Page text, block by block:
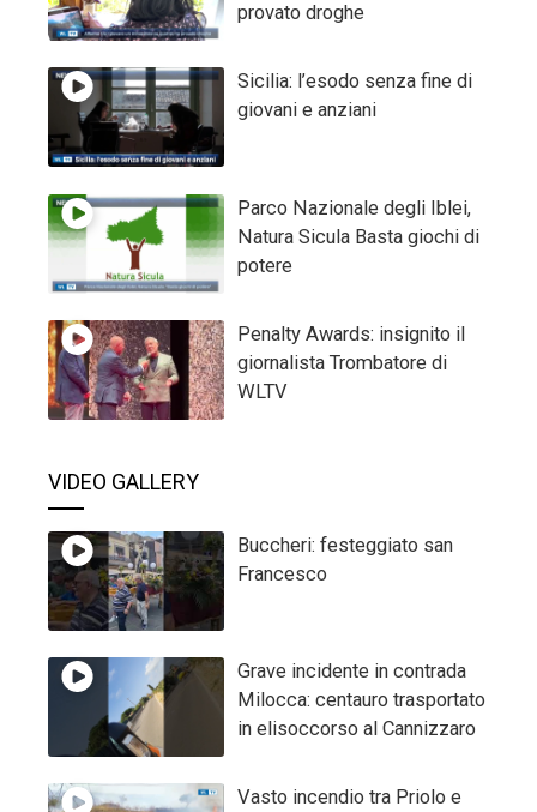
provato droghe
Sicilia: l’esodo senza fine di
giovani e anziani
Parco Nazionale degli Iblei,
Natura Sicula Basta giochi di
potere
Penalty Awards: insignito il
giornalista Trombatore di
WLTV
VIDEO GALLERY
Buccheri: festeggiato san
Francesco
Grave incidente in contrada
Milocca: centauro trasportato
in elisoccorso al Cannizzaro
Vasto incendio tra Priolo e